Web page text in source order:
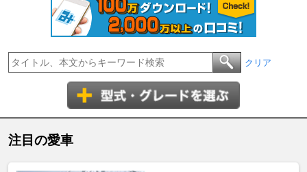
クリア
注目の愛車